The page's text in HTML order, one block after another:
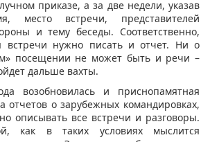
приказе, а за две недели, указав
место встречи, представителей
и тему беседы. Соответственно,
встречи нужно писать и отчет. Ни о
посещении не может быть и речи –
дальше вахты.
возобновилась и приснопамятная
отчетов о зарубежных командировках,
описывать все встречи и разговоры.
как в таких условиях мыслится